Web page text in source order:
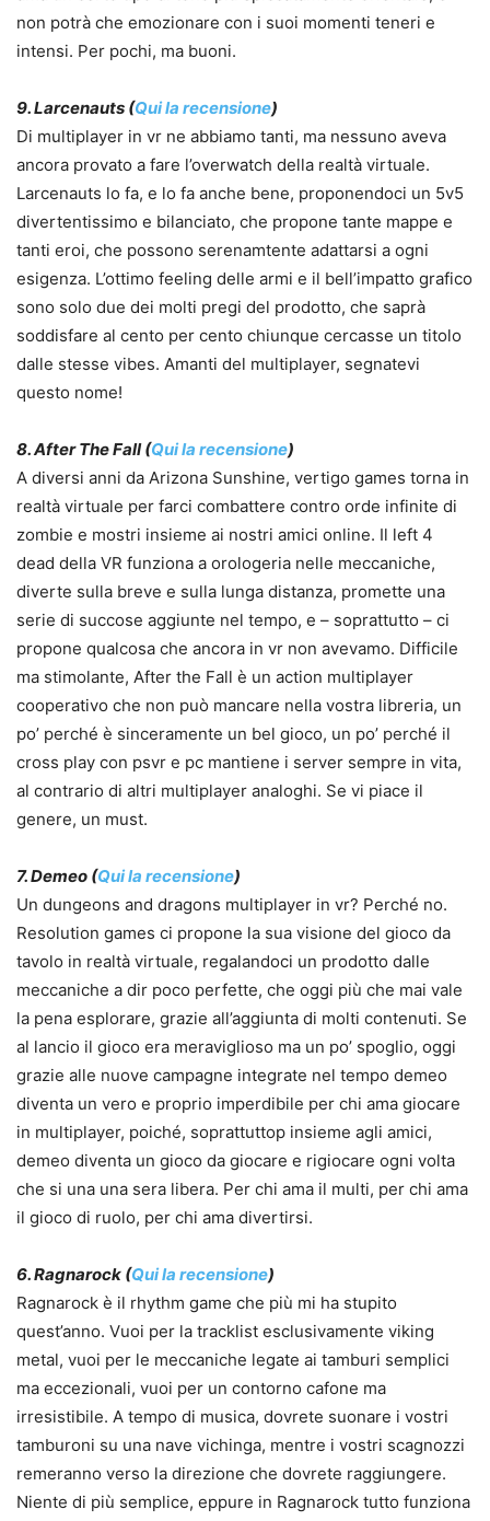
non potrà che emozionare con i suoi momenti teneri e
intensi. Per pochi, ma buoni.
9. Larcenauts (Qui la recensione)
Di multiplayer in vr ne abbiamo tanti, ma nessuno aveva
ancora provato a fare l’overwatch della realtà virtuale.
Larcenauts lo fa, e lo fa anche bene, proponendoci un 5v5
divertentissimo e bilanciato, che propone tante mappe e
tanti eroi, che possono serenamtente adattarsi a ogni
esigenza. L’ottimo feeling delle armi e il bell’impatto grafico
sono solo due dei molti pregi del prodotto, che saprà
soddisfare al cento per cento chiunque cercasse un titolo
dalle stesse vibes. Amanti del multiplayer, segnatevi
questo nome!
8. After The Fall (Qui la recensione)
A diversi anni da Arizona Sunshine, vertigo games torna in
realtà virtuale per farci combattere contro orde infinite di
zombie e mostri insieme ai nostri amici online. Il left 4
dead della VR funziona a orologeria nelle meccaniche,
diverte sulla breve e sulla lunga distanza, promette una
serie di succose aggiunte nel tempo, e – soprattutto – ci
propone qualcosa che ancora in vr non avevamo. Difficile
ma stimolante, After the Fall è un action multiplayer
cooperativo che non può mancare nella vostra libreria, un
po’ perché è sinceramente un bel gioco, un po’ perché il
cross play con psvr e pc mantiene i server sempre in vita,
al contrario di altri multiplayer analoghi. Se vi piace il
genere, un must.
7. Demeo (Qui la recensione)
Un dungeons and dragons multiplayer in vr? Perché no.
Resolution games ci propone la sua visione del gioco da
tavolo in realtà virtuale, regalandoci un prodotto dalle
meccaniche a dir poco perfette, che oggi più che mai vale
la pena esplorare, grazie all’aggiunta di molti contenuti. Se
al lancio il gioco era meraviglioso ma un po’ spoglio, oggi
grazie alle nuove campagne integrate nel tempo demeo
diventa un vero e proprio imperdibile per chi ama giocare
in multiplayer, poiché, soprattuttop insieme agli amici,
demeo diventa un gioco da giocare e rigiocare ogni volta
che si una una sera libera. Per chi ama il multi, per chi ama
il gioco di ruolo, per chi ama divertirsi.
6. Ragnarock (Qui la recensione)
Ragnarock è il rhythm game che più mi ha stupito
quest’anno. Vuoi per la tracklist esclusivamente viking
metal, vuoi per le meccaniche legate ai tamburi semplici
ma eccezionali, vuoi per un contorno cafone ma
irresistibile. A tempo di musica, dovrete suonare i vostri
tamburoni su una nave vichinga, mentre i vostri scagnozzi
remeranno verso la direzione che dovrete raggiungere.
Niente di più semplice, eppure in Ragnarock tutto funziona